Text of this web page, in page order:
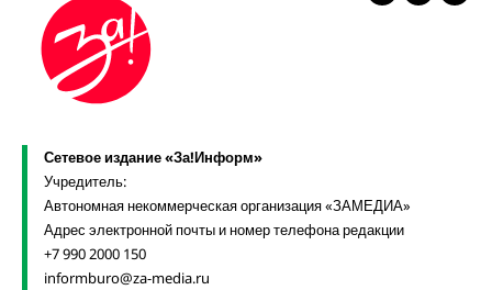
Сетевое издание «За!Информ»
Учредитель:
Автономная некоммерческая организация «ЗАМЕДИА»
Адрес электронной почты и номер телефона редакции
+7 990 2000 150
informburo@za-media.ru